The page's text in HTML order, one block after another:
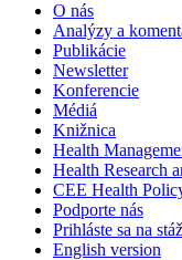
O nás
Analýzy a
Publikácie
Newsletter
Konferencie
Médiá
Knižnica
Health
Health Research
CEE Health
Podporte nás
Prihláste sa na
English version